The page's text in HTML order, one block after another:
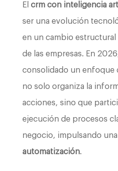
El crm con inteligencia
ser una evolución
en un cambio estructural
de las empresas. En
consolidado un enfoque
no solo organiza la
acciones, sino que
ejecución de procesos
negocio, impulsando
automatización.